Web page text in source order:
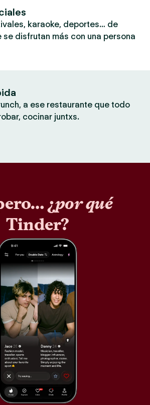
karaoke, deportes… de
se disfrutan más con una persona
a ese restaurante que todo
cocinar juntxs.
¿por qué
Tinder?